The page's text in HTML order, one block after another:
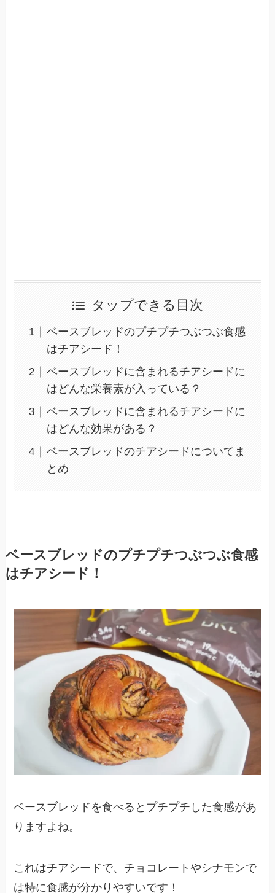
タップできる目次
ベースブレッドのプチプチつぶつぶ食感
はチアシード！
ベースブレッドに含まれるチアシードに
はどんな栄養素が入っている？
ベースブレッドに含まれるチアシードに
はどんな効果がある？
ベースブレッドのチアシードについてま
とめ
ベースブレッドのプチプチつぶつぶ食感
はチアシード！
ベースブレッドを食べるとプチプチした食感があ
りますよね。
これはチアシードで、チョコレートやシナモンで
は特に食感が分かりやすいです！